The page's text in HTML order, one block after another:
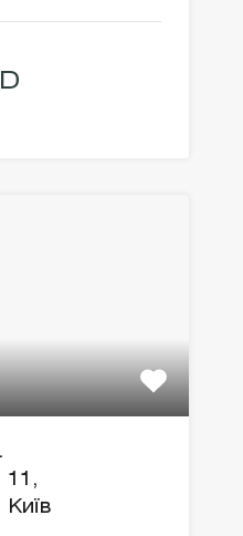
11,
Київ